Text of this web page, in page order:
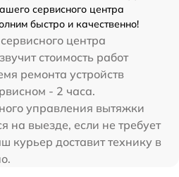
сервисного центра
быстро и качественно!
центра
стоимость работ
ремонта устройств
- 2 часа.
управления вытяжки
на выезде, если не требует
курьер доставит технику в